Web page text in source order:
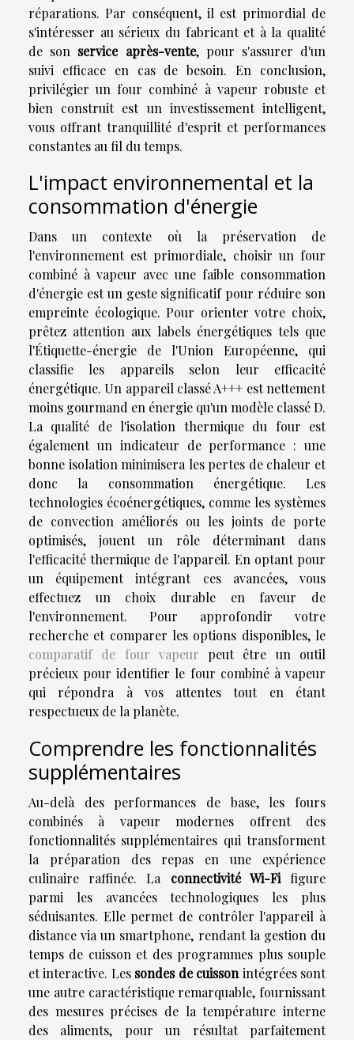
réparations. Par conséquent, il est primordial de
s'intéresser au sérieux du fabricant et à la qualité
de son service après-vente, pour s'assurer d'un
suivi efficace en cas de besoin. En conclusion,
privilégier un four combiné à vapeur robuste et
bien construit est un investissement intelligent,
vous offrant tranquillité d'esprit et performances
constantes au fil du temps.
L'impact environnemental et la
consommation d'énergie
Dans un contexte où la préservation de
l'environnement est primordiale, choisir un four
combiné à vapeur avec une faible consommation
d'énergie est un geste significatif pour réduire son
empreinte écologique. Pour orienter votre choix,
prêtez attention aux labels énergétiques tels que
l'Étiquette-énergie de l'Union Européenne, qui
classifie les appareils selon leur efficacité
énergétique. Un appareil classé A+++ est nettement
moins gourmand en énergie qu'un modèle classé D.
La qualité de l'isolation thermique du four est
également un indicateur de performance : une
bonne isolation minimisera les pertes de chaleur et
donc la consommation énergétique. Les
technologies écoénergétiques, comme les systèmes
de convection améliorés ou les joints de porte
optimisés, jouent un rôle déterminant dans
l'efficacité thermique de l'appareil. En optant pour
un équipement intégrant ces avancées, vous
effectuez un choix durable en faveur de
l'environnement. Pour approfondir votre
recherche et comparer les options disponibles, le
comparatif de four vapeur peut être un outil
précieux pour identifier le four combiné à vapeur
qui répondra à vos attentes tout en étant
respectueux de la planète.
Comprendre les fonctionnalités
supplémentaires
Au-delà des performances de base, les fours
combinés à vapeur modernes offrent des
fonctionnalités supplémentaires qui transforment
la préparation des repas en une expérience
culinaire raffinée. La connectivité Wi-Fifigure
parmi les avancées technologiques les plus
séduisantes. Elle permet de contrôler l'appareil à
distance via un smartphone, rendant la gestion du
temps de cuisson et des programmes plus souple
et interactive. Les sondes de cuissonintégrées sont
une autre caractéristique remarquable, fournissant
des mesures précises de la température interne
des aliments, pour un résultat parfaitement